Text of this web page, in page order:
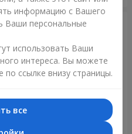
информацию с Вашего
Ваши персональные
использовать Ваши
интереса. Вы можете
ссылке внизу страницы.
все